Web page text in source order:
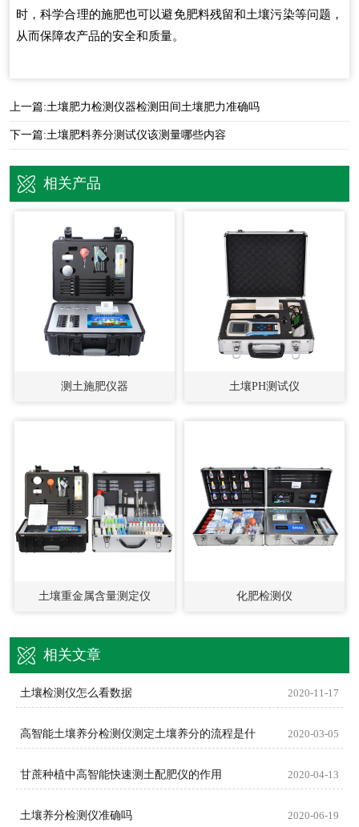
时，科学合理的施肥也可以避免肥料残留和土壤污染等问题，
从而保障农产品的安全和质量。
上一篇:土壤肥力检测仪器检测田间土壤肥力准确吗
下一篇:土壤肥料养分测试仪该测量哪些内容
相关产品
测土施肥仪器 土壤PH测试仪
土壤重金属含量测定仪 化肥检测仪
相关文章
土壤检测仪怎么看数据 2020-11-17
高智能土壤养分检测仪测定土壤养分的流程是什 2020-03-05
甘蔗种植中高智能快速测土配肥仪的作用 2020-04-13
土壤养分检测仪准确吗 2020-06-19